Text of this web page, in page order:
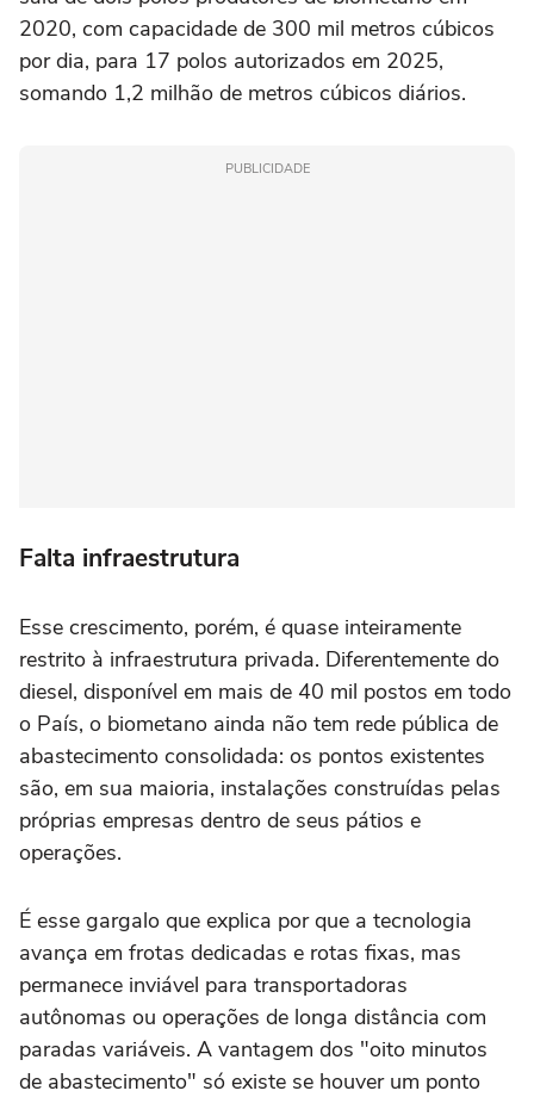
2020, com capacidade de 300 mil metros cúbicos
por dia, para 17 polos autorizados em 2025,
somando 1,2 milhão de metros cúbicos diários.
PUBLICIDADE
Falta infraestrutura
Esse crescimento, porém, é quase inteiramente
restrito à infraestrutura privada. Diferentemente do
diesel, disponível em mais de 40 mil postos em todo
o País, o biometano ainda não tem rede pública de
abastecimento consolidada: os pontos existentes
são, em sua maioria, instalações construídas pelas
próprias empresas dentro de seus pátios e
operações.
É esse gargalo que explica por que a tecnologia
avança em frotas dedicadas e rotas fixas, mas
permanece inviável para transportadoras
autônomas ou operações de longa distância com
paradas variáveis. A vantagem dos "oito minutos
de abastecimento" só existe se houver um ponto